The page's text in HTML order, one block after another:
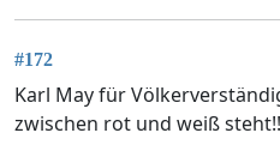
#172
Karl May für
zwischen rot und weiß